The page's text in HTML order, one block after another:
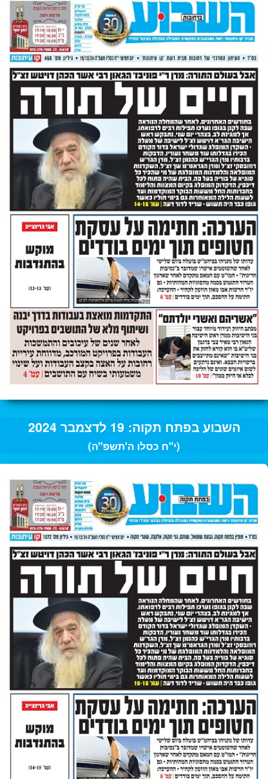
השבוע בפתח תקוה: 19 לדצמבר 2024
(י"ח כסלו ה'תשפ"ה)